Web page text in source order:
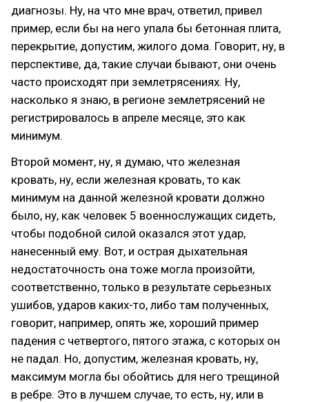
диагнозы. Ну, на что мне врач, ответил, привел
пример, если бы на него упала бы бетонная плита,
перекрытие, допустим, жилого дома. Говорит, ну, в
перспективе, да, такие случаи бывают, они очень
часто происходят при землетрясениях. Ну,
насколько я знаю, в регионе землетрясений не
регистрировалось в апреле месяце, это как
минимум.
Второй момент, ну, я думаю, что железная
кровать, ну, если железная кровать, то как
минимум на данной железной кровати должно
было, ну, как человек 5 военнослужащих сидеть,
чтобы подобной силой оказался этот удар,
нанесенный ему. Вот, и острая дыхательная
недостаточность она тоже могла произойти,
соответственно, только в результате серьезных
ушибов, ударов каких-то, либо там полученных,
говорит, например, опять же, хороший пример
падения с четвертого, пятого этажа, с которых он
не падал. Но, допустим, железная кровать, ну,
максимум могла бы обойтись для него трещиной
в ребре. Это в лучшем случае, то есть, ну, или в